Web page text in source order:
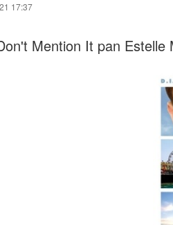
17:37
Mention It pan Estelle